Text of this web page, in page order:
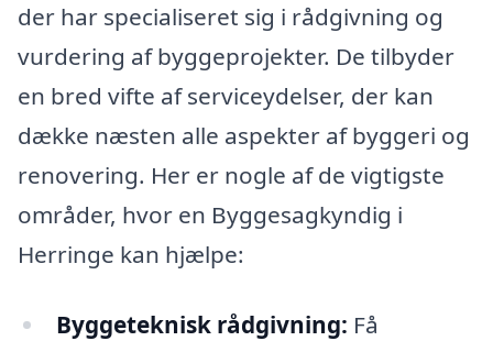
der har specialiseret sig i rådgivning og
vurdering af byggeprojekter. De tilbyder
en bred vifte af serviceydelser, der kan
dække næsten alle aspekter af byggeri og
renovering. Her er nogle af de vigtigste
områder, hvor en Byggesagkyndig i
Herringe kan hjælpe:
Byggeteknisk rådgivning: Få